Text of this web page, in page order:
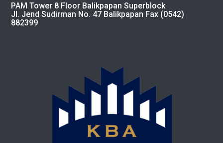
PAM Tower 8 Floor Balikpapan Superblock
Jl. Jend Sudirman No. 47 Balikpapan Fax (0542)
882399